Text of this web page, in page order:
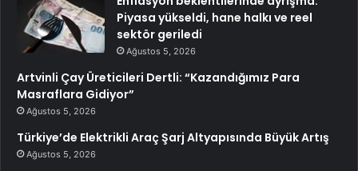
Piyasa yükseldi, hane halkı ve reel
sektör geriledi
Ağustos 5, 2026
Artvinli Çay Üreticileri Dertli: “Kazandığımız Para
Masraflara Gidiyor”
Ağustos 5, 2026
Türkiye’de Elektrikli Araç Şarj Altyapısında Büyük Artış
Ağustos 5, 2026